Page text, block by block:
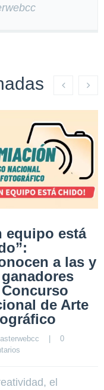
equipo está
a las y
de Arte
0
el